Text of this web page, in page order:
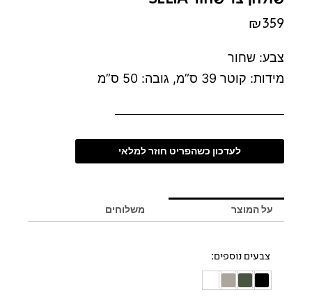
₪359
צבע: שחור
מידות: קוטר 39 ס”מ, גובה: 50 ס”מ
לעדכון כשהפריט חוזר למלאי
על המוצר משלוחים
צבעים נוספים: